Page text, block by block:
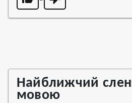
Найближчий
мовою